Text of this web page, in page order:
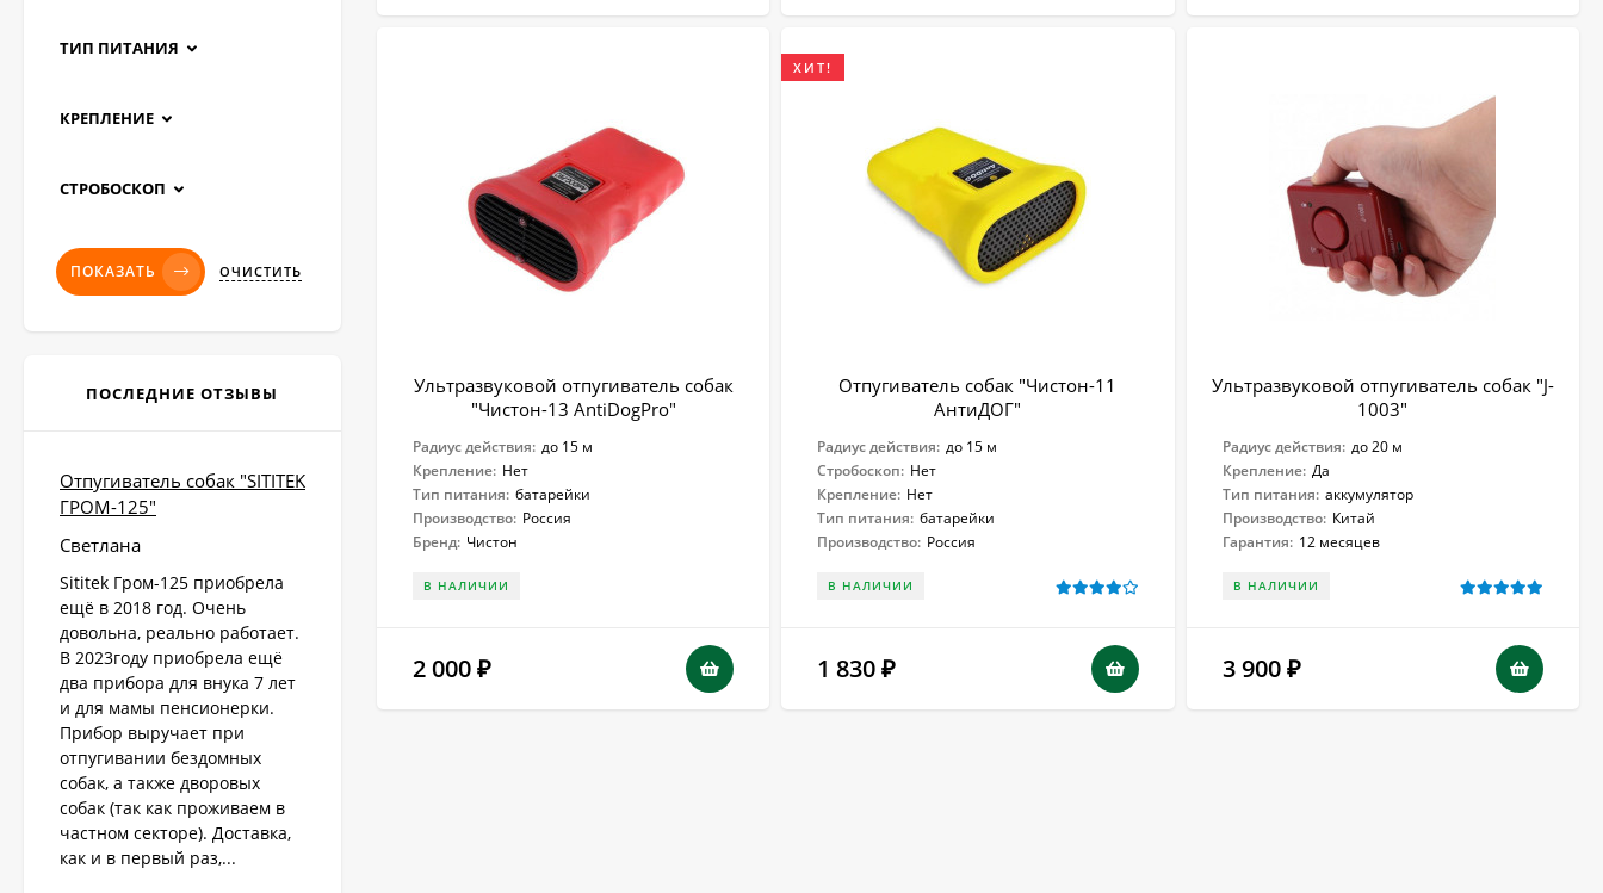
Ультразвуковой отпугиватель собак
"Чистон-13 AntiDogPro"
Радиус действия: до 15 м
Крепление: Нет
Тип питания: батарейки
Производство: Россия
Бренд: Чистон
В НАЛИЧИИ
2 000 ₽
ХИТ!
Отпугиватель собак "Чистон-11
АнтиДОГ"
Радиус действия: до 15 м
Стробоскоп: Нет
Крепление: Нет
Тип питания: батарейки
Производство: Россия
В НАЛИЧИИ
1 830₽
Ультразвуковой отпугиватель собак "J-
1003"
Радиус действия: до 20 м
Крепление: Да
Тип питания: аккумулятор
Производство: Китай
Гарантия: 12 месяцев
В НАЛИЧИИ
3 900 ₽
ТИП ПИТАНИЯ
КРЕПЛЕНИЕ
СТРОБОСКОП
ПОКАЗАТЬ ОЧИСТИТЬ
ПОСЛЕДНИЕ ОТЗЫВЫ
Отпугиватель собак "SITITEK
ГРОМ-125"
Светлана
Sititek Гром-125 приобрела
ещё в 2018 год. Очень
довольна, реально работает.
В 2023году приобрела ещё
два прибора для внука 7 лет
и для мамы пенсионерки.
Прибор выручает при
отпугивании бездомных
собак, а также дворовых
собак (так как проживаем в
частном секторе). Доставка,
как и в первый раз,...